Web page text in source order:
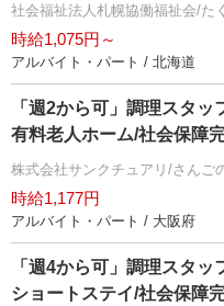
社会福祉法人札幌協働福祉会/た
時給1,075円～
アルバイト・パート / 北海道
「週2から可」調理スタ
有料老人ホーム/社会保障
株式会社サンクチュアリ/さんご
時給1,177円
アルバイト・パート / 大阪府
「週4から可」調理スタ
ショートステイ/社会保障